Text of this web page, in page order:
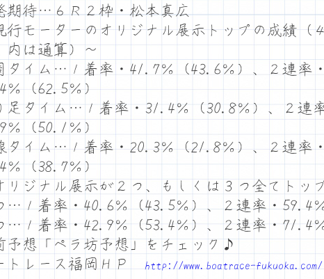
期待…６Ｒ２枠・松本真広
行モーターのオリジナル展示トップの成績（
内は通算）～
タイム…１着率・41.7％（43.6％）、２連率・
％（62.5％）
足タイム…１着率・31.4％（30.8％）、２連
％（50.1％）
タイム…１着率・20.3％（21.8％）、２連率・
％（38.7％）
ジナル展示が２つ、もしくは３つ全てトッ
…１着率・40.6％（43.5％）、２連率・59.4
…１着率・42.9％（53.4％）、２連率・71.4
予想「ペラ坊予想」をチェック♪
トレース福岡ＨＰ
http://www.boatrace-fukuoka.com/